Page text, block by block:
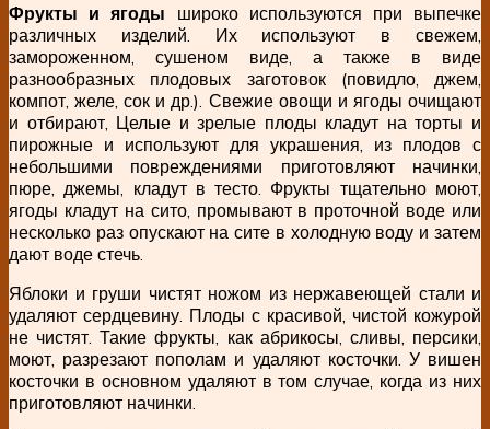
Фрукты и ягоды широко используются при выпечке
различных изделий. Их используют в свежем,
замороженном, сушеном виде, а также в виде
разнообразных плодовых заготовок (повидло, джем,
компот, желе, сок и др.). Свежие овощи и ягоды очищают
и отбирают, Целые и зрелые плоды кладут на торты и
пирожные и используют для украшения, из плодов с
небольшими повреждениями приготовляют начинки,
пюре, джемы, кладут в тесто. Фрукты тщательно моют,
ягоды кладут на сито, промывают в проточной воде или
несколько раз опускают на сите в холодную воду и затем
дают воде стечь.
Яблоки и груши чистят ножом из нержавеющей стали и
удаляют сердцевину. Плоды с красивой, чистой кожурой
не чистят. Такие фрукты, как абрикосы, сливы, персики,
моют, разрезают пополам и удаляют косточки. У вишен
косточки в основном удаляют в том случае, когда из них
приготовляют начинки.